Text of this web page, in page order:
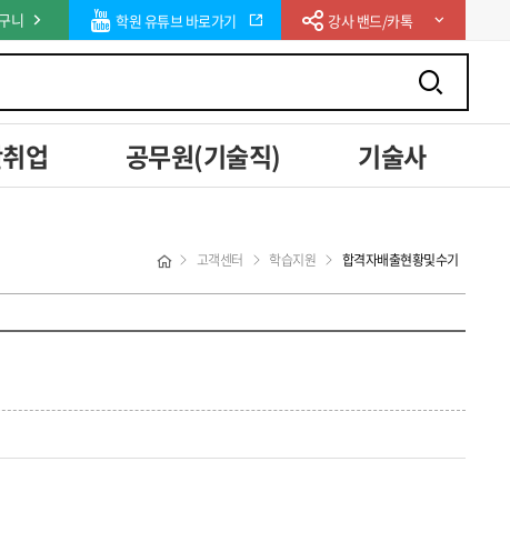
니 학원 유튜브 바로가기 강사 밴드/카톡
업 공무원(기술직) 기술사
고객센터 학습지원 합격자배출현황및수기